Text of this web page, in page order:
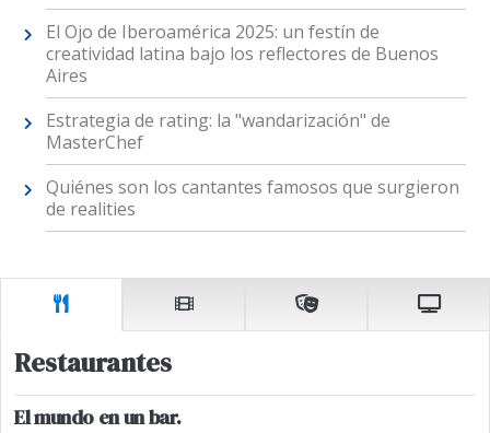
El Ojo de Iberoamérica 2025: un festín de
creatividad latina bajo los reflectores de Buenos
Aires
Estrategia de rating: la "wandarización" de
MasterChef
Quiénes son los cantantes famosos que surgieron
de realities
Restaurantes
El mundo en un bar.